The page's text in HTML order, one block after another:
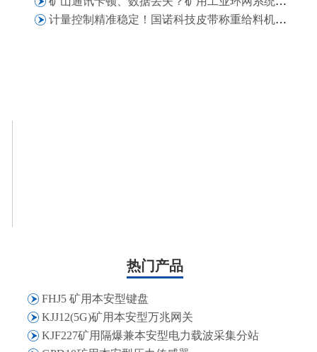
计量控制精准稳定！国诺科技皮带称重给料机批量发往萨尔瓦多化工业项目
热门产品
FHJ5 矿用本安型键盘
KJJ12(5G)矿用本安型万兆网关
KJF227矿用隔爆兼本安型电力载波采集分站